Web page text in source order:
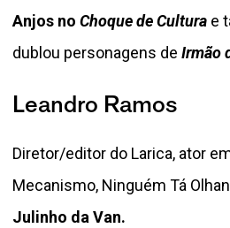
Anjos no Choque de Cultura e
dublou personagens de Irmão
Leandro Ramos
Diretor/editor do Larica, ator
Mecanismo, Ninguém Tá
Julinho da Van.